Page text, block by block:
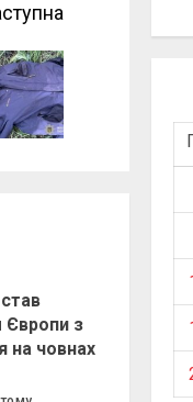
Європи з
на човнах